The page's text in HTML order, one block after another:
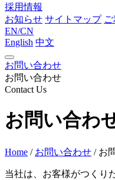
採用情報
お知らせ サイトマップ
EN/CN
English 中文
お問い合わせ
お問い合わせ
Contact Us
お問い合わ
Home / お問い合わせ / お
当社は、お客様がつくり